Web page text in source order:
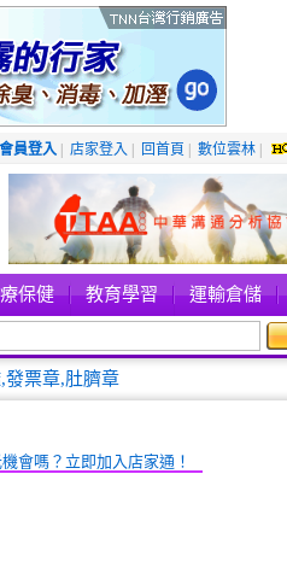
會員登入| 店家登入 回首頁 數位雲林|
保健 教育學習 運輸倉儲
發票章,肚臍章
會嗎？立即加入店家通！